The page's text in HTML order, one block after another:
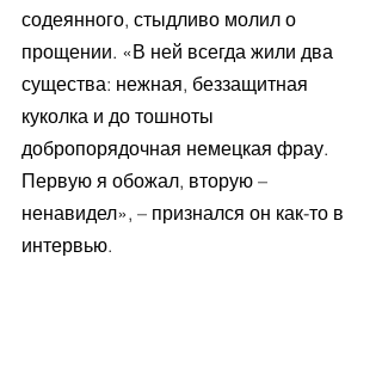
содеянного, стыдливо молил о
прощении. «В ней всегда жили два
существа: нежная, беззащитная
куколка и до тошноты
добропорядочная немецкая фрау.
Первую я обожал, вторую –
ненавидел», – признался он как-то в
интервью.